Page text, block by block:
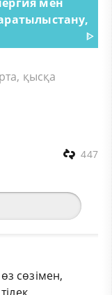
ᐈ
қысқа
447
сөзімен,